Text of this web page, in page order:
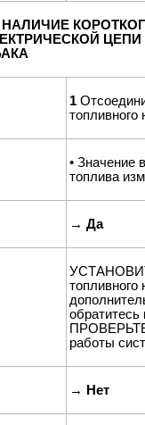
НАЛИЧИЕ
ЦЕПИ
1
топливного
• Значение
топлива
→ Да
топливного
обратитесь
ПРОВЕРЬТЕ
работы
→ Нет